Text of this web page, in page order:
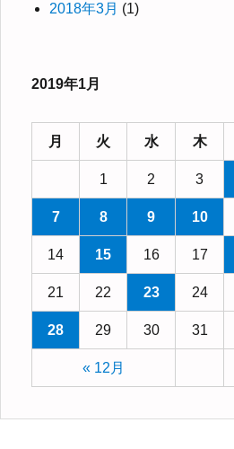
2018年3月 (1)
2019年1月
月 火 水 木
« 12月
1 2 3
7 8 9 10
14 15 16 17
21 22 23 24
28 29 30 31